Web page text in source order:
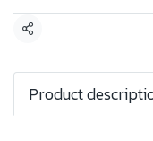
แชร์
Product